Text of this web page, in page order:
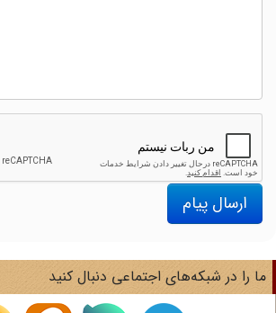
ارسال پیام
را در شبکه‌های اجتماعی دنبال کنید